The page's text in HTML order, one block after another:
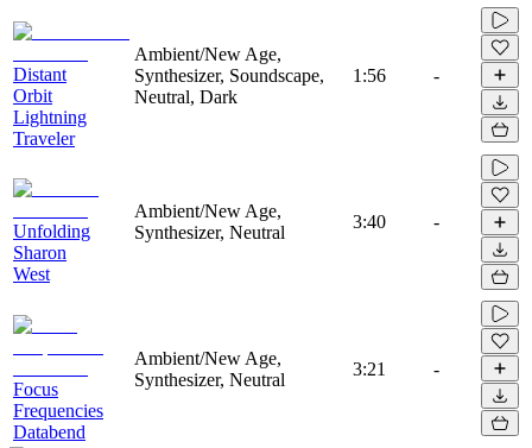
Distant
Orbit
Lightning
Traveler
Ambient/New Age,
Synthesizer, Soundscape,
Neutral, Dark
1:56 -
Unfolding
Sharon
West
Ambient/New Age,
Synthesizer, Neutral
3:40 -
Focus
Frequencies
Databend
Ambient/New Age,
Synthesizer, Neutral
3:21 -